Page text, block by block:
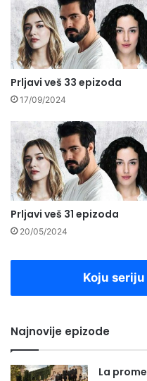
Prljavi veš 33 epizoda
17/09/2024
Prljavi veš 31 epizoda
20/05/2024
Koju
Najnovije epizode
La